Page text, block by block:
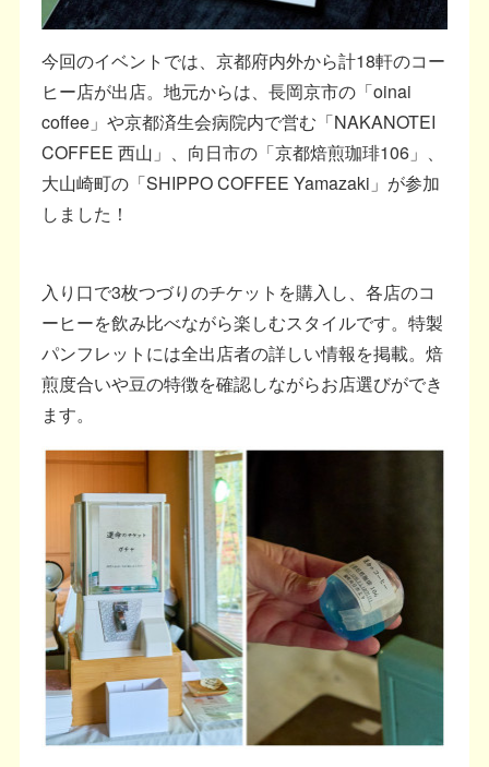
今回のイベントでは、京都府内外から計18軒のコー
ヒー店が出店。地元からは、長岡京市の「oinai
coffee」や京都済生会病院内で営む「NAKANOTEI
COFFEE 西山」、向日市の「京都焙煎珈琲106」、
大山崎町の「SHIPPO COFFEE Yamazaki」が参加
しました！
入り口で3枚つづりのチケットを購入し、各店のコ
ーヒーを飲み比べながら楽しむスタイルです。特製
パンフレットには全出店者の詳しい情報を掲載。焙
煎度合いや豆の特徴を確認しながらお店選びができ
ます。